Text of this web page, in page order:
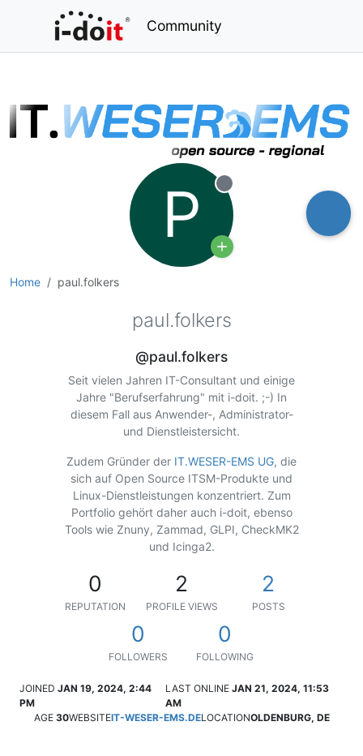
Community
Home paul.folkers
P Offline
paul.folkers
@paul.folkers
Seit vielen Jahren IT-Consultant und einige
Jahre "Berufserfahrung" mit i-doit. ;-) In
diesem Fall aus Anwender-, Administrator-
und Dienstleistersicht.
Zudem Gründer der IT.WESER-EMS UG, die
sich auf Open Source ITSM-Produkte und
Linux-Dienstleistungen konzentriert. Zum
Portfolio gehört daher auch i-doit, ebenso
Tools wie Znuny, Zammad, GLPI, CheckMK2
und Icinga2.
0
REPUTATION
2
PROFILE VIEWS
2
POSTS
0
FOLLOWERS
0
FOLLOWING
JOINED JAN 19, 2024, 2:44
PM
LAST ONLINE JAN 21, 2024, 11:53
AM
AGE 30WEBSITEIT-WESER-EMS.DELOCATIONOLDENBURG, DE